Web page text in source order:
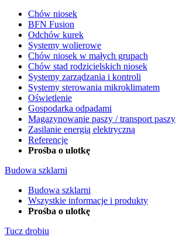
Chów niosek
BFN Fusion
Odchów kurek
Systemy wolierowe
Chów niosek w małych grupach
Chów stad rodzicielskich niosek
Systemy zarządzania i kontroli
Systemy sterowania mikroklimatem
Oświetlenie
Gospodarka odpadami
Magazynowanie paszy / transport paszy
Zasilanie energią elektryczną
Referencje
Prośba o ulotkę
Budowa szklarni
Budowa szklarni
Wszystkie informacje i produkty
Prośba o ulotkę
Tucz drobiu